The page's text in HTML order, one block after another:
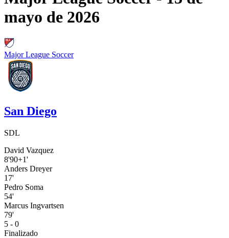
mayo de 2026
Major League Soccer
San Diego
SDL
David Vazquez
8'90+1'
Anders Dreyer
17'
Pedro Soma
54'
Marcus Ingvartsen
79'
5 - 0
Finalizado